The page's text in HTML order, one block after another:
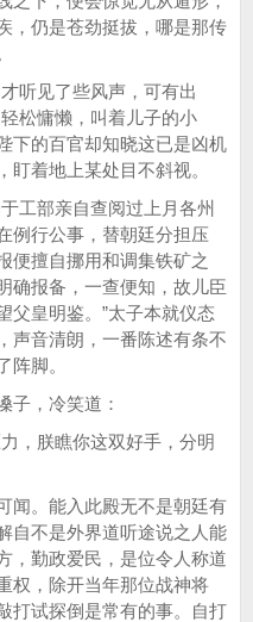
，仍是苍劲挺拔，哪是那传
听见了些风声，可有出
松慵懒，叫着儿子的小
下的百官却知晓这已是凶机
着地上某处目不斜视。
部亲自查阅过上月各州
例行公事，替朝廷分担压
便擅自挪用和调集铁矿之
确报备，一查便知，故儿臣
父皇明鉴。”太子本就仪态
声音清朗，一番陈述有条不
阵脚。
，冷笑道：
，朕瞧你这双好手，分明
。能入此殿无不是朝廷有
自不是外界道听途说之人能
，勤政爱民，是位令人称道
权，除开当年那位战神将
打试探倒是常有的事。自打